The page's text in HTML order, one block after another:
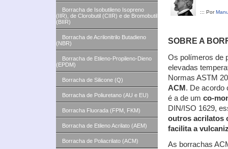
Borracha de Isobutileno Isopreno
(IIR), de Clorobutil (CIIR) e de Bromobutil
(BIIR)
Borracha de Acrilonitrilo Butadieno
(NBR)
Borracha de Etileno-Propileno-Dieno
(EPDM)
Borracha de Silicone (Q)
Borracha de Poliuretano (AU e EU)
Borracha Fluorada (FPM, FKM)
Borracha de Etileno Acrilato (AEM)
Borracha de Poliacrilato (ACM)
::: Por
SOBRE A
Os polímeros de
elevadas
Normas ASTM
ACM . De acordo
é a de um co-
DIN/ISO 1629,
outros acrilatos
facilita a
As borrachas